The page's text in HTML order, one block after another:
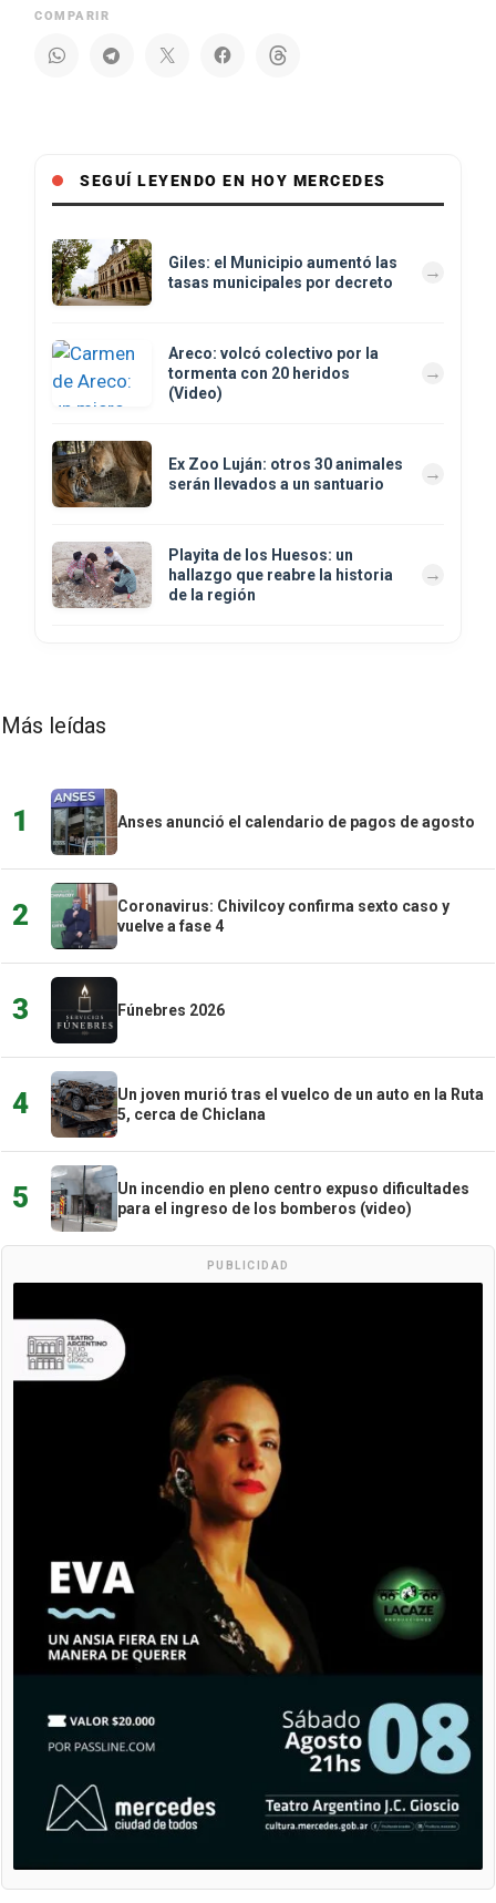
COMPARIR
SEGUÍ LEYENDO EN HOY MERCEDES
Giles: el Municipio aumentó las
tasas municipales por decreto
Areco: volcó colectivo por la
tormenta con 20 heridos
(Video)
Ex Zoo Luján: otros 30 animales
serán llevados a un santuario
Playita de los Huesos: un
hallazgo que reabre la historia
de la región
Más leídas
1 Anses anunció el calendario de pagos de agosto
2
Coronavirus: Chivilcoy confirma sexto caso y
vuelve a fase 4
3 Fúnebres 2026
4
Un joven murió tras el vuelco de un auto en la Ruta
5, cerca de Chiclana
5
Un incendio en pleno centro expuso dificultades
para el ingreso de los bomberos (video)
PUBLICIDAD